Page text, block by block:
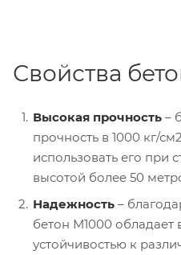
Свойства
Высокая прочность –
прочность в 1000 кг/
использовать его при
высотой более 50
Надежность –
бетон М1000
устойчивостью к